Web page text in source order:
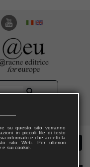
su questo sito verranno
in piccoli file di testo
informato e che accetti la
sito Web. Per ulteriori
sui cookie.